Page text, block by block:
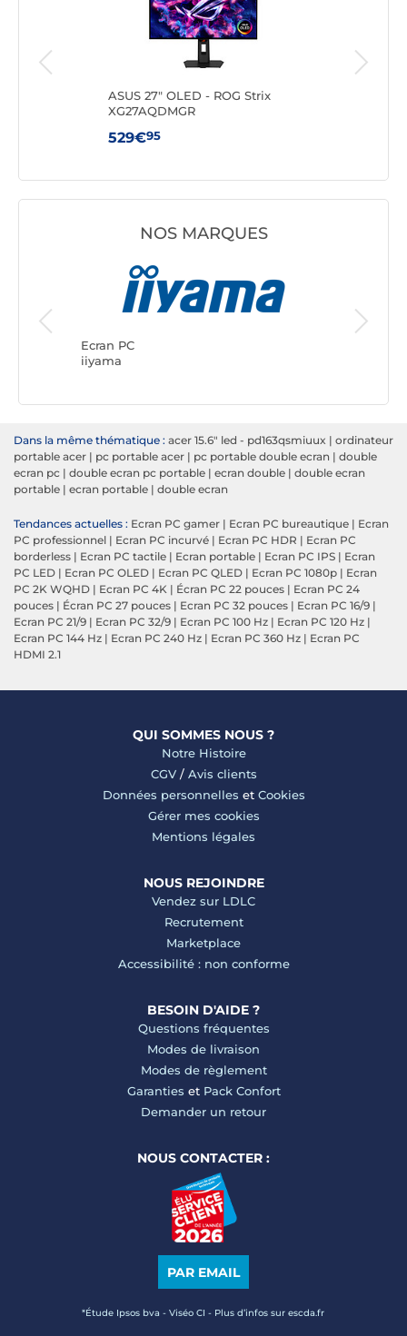
ASUS 27" OLED - ROG Strix
XG27AQDMGR
529€95
NOS MARQUES
Ecran PC
iiyama
Ecran PC
ASUS
Dans la même thématique : acer 15.6" led - pd163qsmiuux | ordinateur
portable acer | pc portable acer | pc portable double ecran | double
ecran pc | double ecran pc portable | ecran double | double ecran
portable | ecran portable | double ecran
Tendances actuelles : Ecran PC gamer | Ecran PC bureautique | Ecran
PC professionnel | Ecran PC incurvé | Ecran PC HDR | Ecran PC
borderless | Ecran PC tactile | Ecran portable | Ecran PC IPS | Ecran
PC LED | Ecran PC OLED | Ecran PC QLED | Ecran PC 1080p | Ecran
PC 2K WQHD | Ecran PC 4K | Écran PC 22 pouces | Ecran PC 24
pouces | Écran PC 27 pouces | Ecran PC 32 pouces | Ecran PC 16/9 |
Ecran PC 21/9 | Ecran PC 32/9 | Ecran PC 100 Hz | Ecran PC 120 Hz |
Ecran PC 144 Hz | Ecran PC 240 Hz | Ecran PC 360 Hz | Ecran PC
HDMI 2.1
QUI SOMMES NOUS ?
Notre Histoire
CGV/ Avis clients
Données personnelles et Cookies
Gérer mes cookies
Mentions légales
NOUS REJOINDRE
Vendez sur LDLC
Recrutement
Marketplace
Accessibilité : non conforme
BESOIN D'AIDE ?
Questions fréquentes
Modes de livraison
Modes de règlement
Garanties et Pack Confort
Demander un retour
NOUS CONTACTER :
PAR EMAIL
*Étude Ipsos bva - Viséo CI - Plus d’infos sur escda.fr